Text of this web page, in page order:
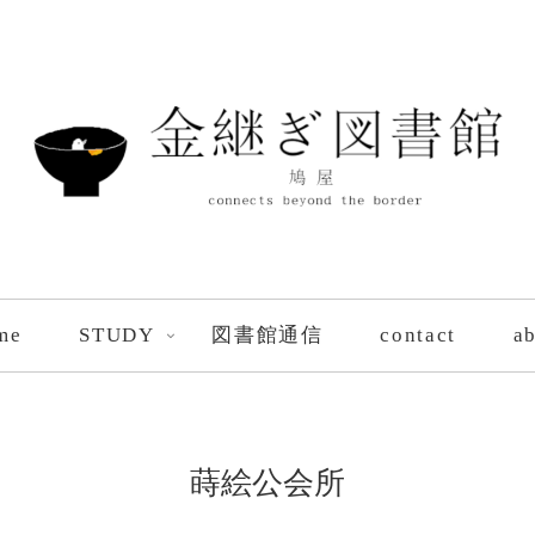
STUDY 図書館通信 contact
蒔絵公会所